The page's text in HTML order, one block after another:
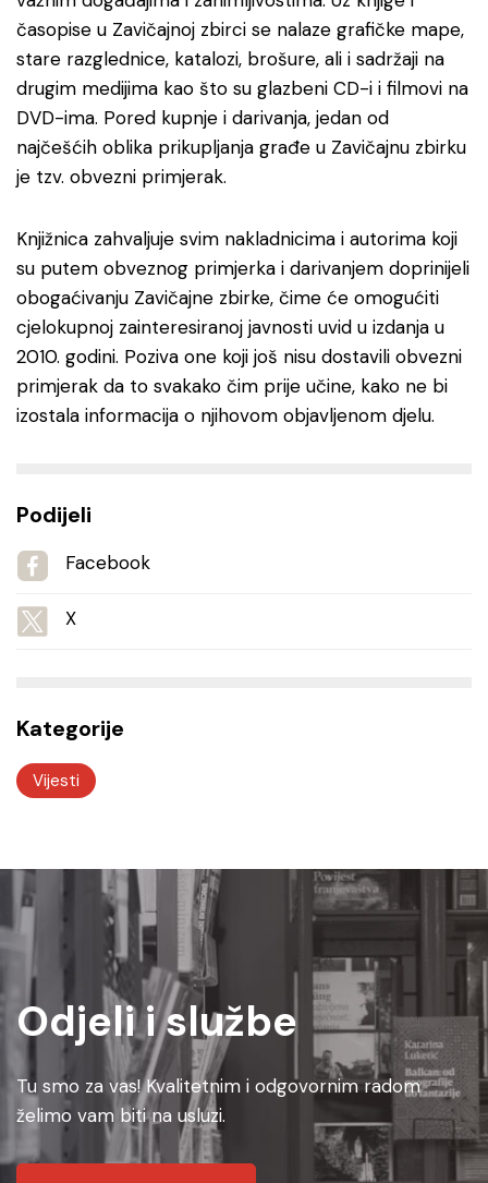
časopise u Zavičajnoj zbirci se nalaze grafičke mape,
stare razglednice, katalozi, brošure, ali i sadržaji na
drugim medijima kao što su glazbeni CD-i i filmovi na
DVD-ima. Pored kupnje i darivanja, jedan od
najčešćih oblika prikupljanja građe u Zavičajnu zbirku
je tzv. obvezni primjerak.
Knjižnica zahvaljuje svim nakladnicima i autorima koji
su putem obveznog primjerka i darivanjem doprinijeli
obogaćivanju Zavičajne zbirke, čime će omogućiti
cjelokupnoj zainteresiranoj javnosti uvid u izdanja u
2010. godini. Poziva one koji još nisu dostavili obvezni
primjerak da to svakako čim prije učine, kako ne bi
izostala informacija o njihovom objavljenom djelu.
Podijeli
Facebook
X
Kategorije
Vijesti
Odjeli i službe
Tu smo za vas! Kvalitetnim i odgovornim radom
želimo vam biti na usluzi.